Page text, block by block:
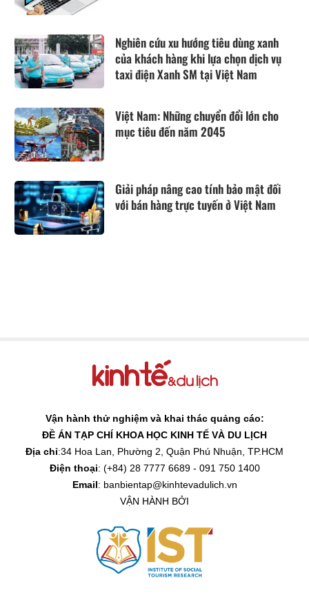
Nghiên cứu xu hướng tiêu dùng xanh
của khách hàng khi lựa chọn dịch vụ
taxi điện Xanh SM tại Việt Nam
Việt Nam: Những chuyển đổi lớn cho
mục tiêu đến năm 2045
Giải pháp nâng cao tính bảo mật đối
với bán hàng trực tuyến ở Việt Nam
Vận hành thử nghiệm và khai thác quảng cáo:
ĐỀ ÁN TẠP CHÍ KHOA HỌC KINH TẾ VÀ DU LỊCH
Địa chỉ:34 Hoa Lan, Phường 2, Quận Phú Nhuận, TP.HCM
Điện thoại: (+84) 28 7777 6689 - 091 750 1400
Email: banbientap@kinhtevadulich.vn
VẬN HÀNH BỞI